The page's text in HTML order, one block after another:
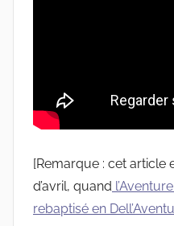
[Remarque : cet article
d’avril, quand
rebaptisé en